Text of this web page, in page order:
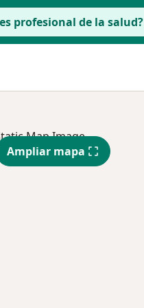
profesional de la salud?
Ampliar mapa